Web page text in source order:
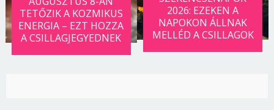
TETŐZIK A KOZMIKUS
ENERGIA – EZT HOZZA
A CSILLAGJEGYEDNEK
2026: EZEKEN A
NAPOKON ÁLLNAK
MELLÉD A CSILLAGOK